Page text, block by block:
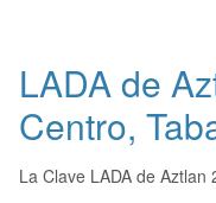
LADA de
Centro,
La Clave LADA de